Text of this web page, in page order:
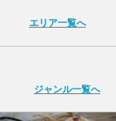
エリア一覧へ
ジャンル一覧へ